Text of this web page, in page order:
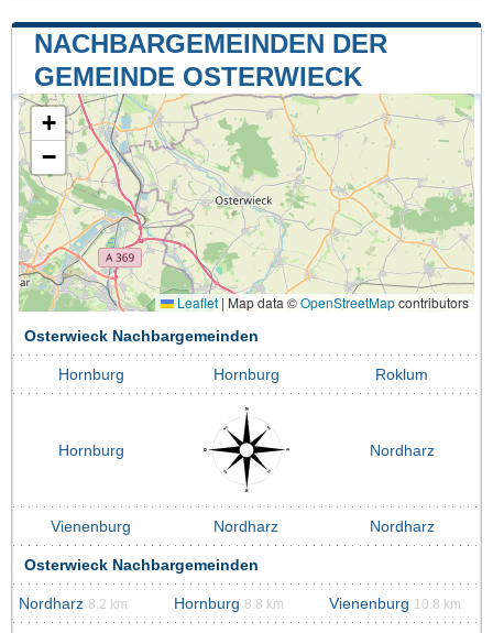
NACHBARGEMEINDEN DER
GEMEINDE OSTERWIECK
+
−
Leaflet | Map data ©OpenStreetMapcontributors
Osterwieck Nachbargemeinden
Hornburg Hornburg Roklum
Hornburg Nordharz
Vienenburg Nordharz Nordharz
Osterwieck Nachbargemeinden
Nordharz 8.2 km Hornburg 8.8 km Vienenburg 10.8 km